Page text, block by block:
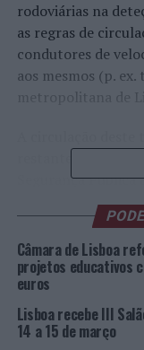
rodoviárias na
as regras de
condutores de
aos mesmos (p.
metropolitana de
restantes na via
Segurança Pública
infraestruturas
reservadas à sua
utilizadas, uma vez
segurança aos
De referir que esta
implica uma
Câmara de Lisboa
projetos educativos
euros
Lisboa recebe III
14 a 15 de março